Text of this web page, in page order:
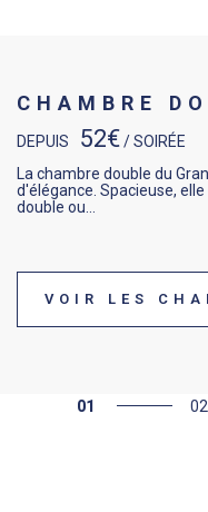
CHAMBRE
DEPUIS 52€/ SOIRÉE
La chambre double du
d'élégance. Spacieuse,
double ou…
VOIR LES
01 02